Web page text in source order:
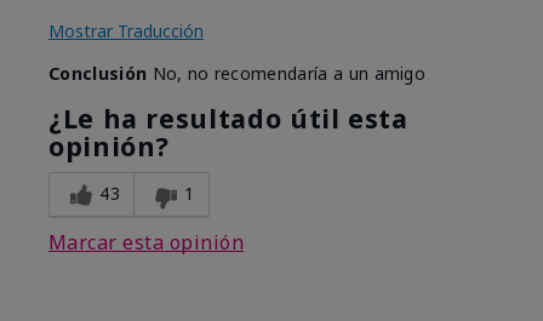
Mostrar Traducción
Conclusión No, no recomendaría a un amigo
¿Le ha resultado útil esta
opinión?
43 1
Marcar esta opinión